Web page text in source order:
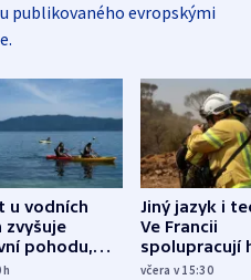
publikovaného evropskými
u vodních
zvyšuje
pohodu,
h
Jiný jazyk i
Ve Francii
spolupracují
různých zemí
včera v 15:30